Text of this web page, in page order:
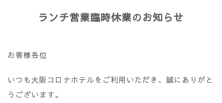
ランチ営業臨時休業のお知らせ
お客様各位
いつも大阪コロナホテルをご利用いただき、誠にありがと
うございます。